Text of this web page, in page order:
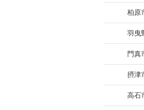
柏原
羽曳
門真
摂津
高石